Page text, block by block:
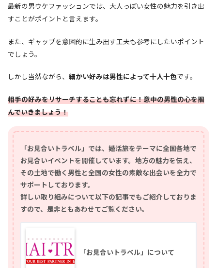
最新の男ウケファッションでは、大人っぽい女性の魅力を引き出
すことがポイントと言えます。
また、ギャップを意図的に生み出す工夫も参考にしたいポイント
でしょう。
しかし当然ながら、 細かい好みは男性によって十人十色です。
相手の好みをリサーチすることも忘れずに！意中の男性の心を掴
んでいきましょう！
「お見合いトラベル」では、婚活旅をテーマに全国各地で
お見合いイベントを開催しています。地方の魅力を伝え、
その土地で働く男性と全国の女性の素敵な出会いを全力で
サポートしております。
詳しい取り組みについて以下の記事でもご紹介しておりま
すので、是非ともあわせてご覧ください。
「お見合いトラベル」について